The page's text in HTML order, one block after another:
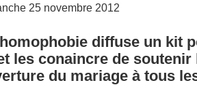
25 novembre 2012
diffuse un kit
les conaincre de
du mariage à tous